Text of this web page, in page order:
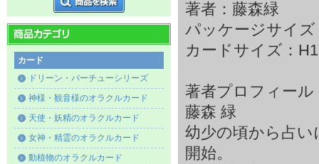
カード
ドリーン・バーチューシリーズ
神様・観音様のオラクルカード
天使・妖精のオラクルカード
女神・精霊のオラクルカード
動植物のオラクルカード
著者：藤森緑
パッケージサイズ
カードサイズ：
著者プロフィール
藤森 緑
幼少の頃から占
開始。